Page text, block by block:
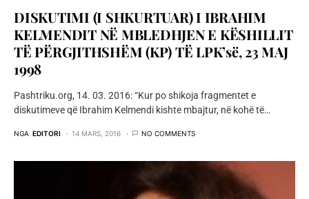
DISKUTIMI (I SHKURTUAR) I IBRAHIM
KELMENDIT NË MBLEDHJEN E KËSHILLIT
TË PËRGJITHSHËM (KP) TË LPK’së, 23 MAJ
1998
Pashtriku.org, 14. 03. 2016: “Kur po shikoja fragmentet e
diskutimeve që Ibrahim Kelmendi kishte mbajtur, në kohë të…
NGA EDITORI 14 MARS, 2016 NO COMMENTS